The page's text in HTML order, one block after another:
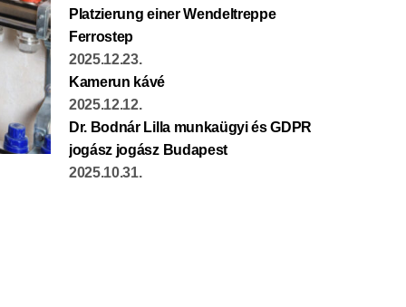
Platzierung einer Wendeltreppe
Ferrostep
2025.12.23.
Kamerun kávé
2025.12.12.
Dr. Bodnár Lilla munkaügyi és GDPR
jogász jogász Budapest
2025.10.31.